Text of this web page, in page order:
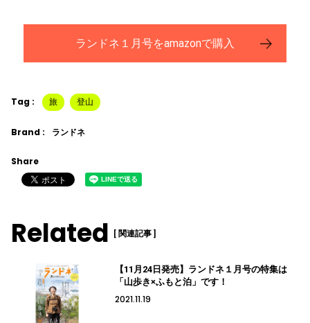
ランドネ１月号をamazonで購入
Tag : 旅 登山
Brand : ランドネ
Share
Related [ 関連記事 ]
【11月24日発売】ランドネ１月号の特集は
「山歩き×ふもと泊」です！
2021.11.19